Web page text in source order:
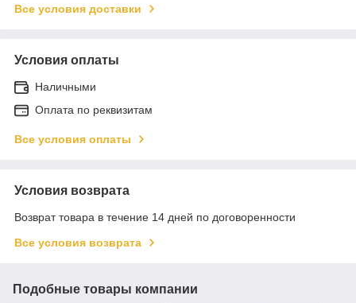
Все условия доставки
Условия оплаты
Наличными
Оплата по реквизитам
Все условия оплаты
Условия возврата
Возврат товара в течение 14 дней по договоренности
Все условия возврата
Подобные товары компании